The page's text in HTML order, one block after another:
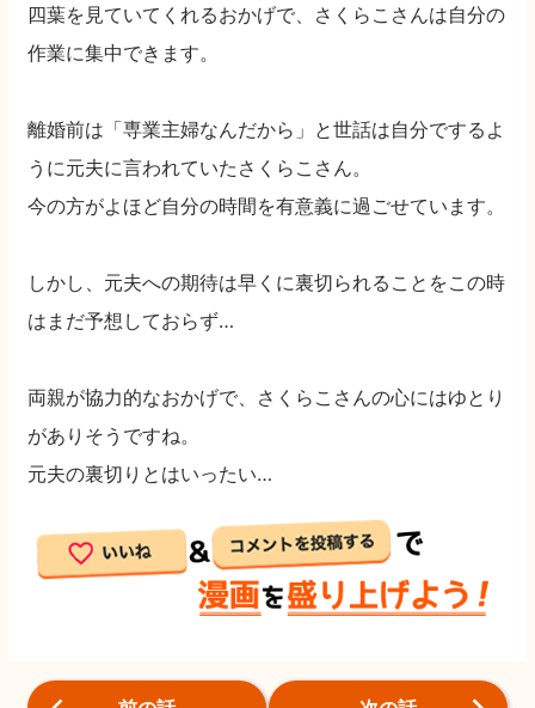
四葉を見ていてくれるおかげで、さくらこさんは自分の
作業に集中できます。
離婚前は「専業主婦なんだから」と世話は自分でするよ
うに元夫に言われていたさくらこさん。
今の方がよほど自分の時間を有意義に過ごせています。
しかし、元夫への期待は早くに裏切られることをこの時
はまだ予想しておらず…
両親が協力的なおかげで、さくらこさんの心にはゆとり
がありそうですね。
元夫の裏切りとはいったい…